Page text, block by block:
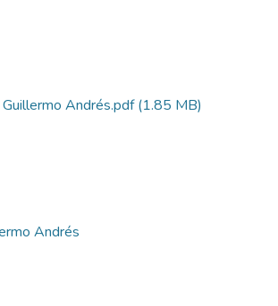
Andrés.pdf(1.85 MB)
Andrés